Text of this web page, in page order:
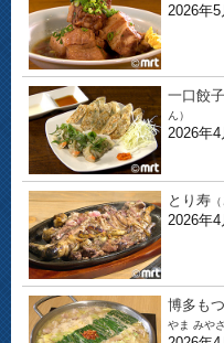
2026年5
一口餃
ん）
2026年
とり寿
2026年
博多も
やま みや